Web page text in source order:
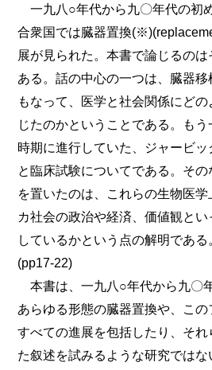
一九八○年代から九〇年代の初
合衆国では臓器置換
展が見られた。本書で論じるの
ある。話の中心の一つは、臓器移
もなって、医学と社会関係にど
じたのかということである。も
時期に進行していた、ジャービ
と臨床試験についてである。そ
を置いたのは、これらの生物医学
カ社会の政治や経済、価値観と
しているかという点の解明である
(pp17-22)
本書は、一九八○年代から九〇
あらゆる形態の臓器置換や、こ
すべての進展を包括したり、そ
た叙述を試みるような研究では